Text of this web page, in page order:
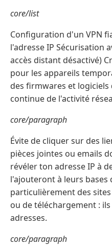
core/list
Configuration d'un VPN
l'adresse IP Sécurisation
accès distant désactivé)
pour les appareils
des firmwares et logiciels
continue de l'activité
core/paragraph
Évite de cliquer sur des
pièces jointes ou emails
révéler ton adresse IP à
l'ajouteront à leurs bases
particulièrement des
ou de téléchargement :
adresses.
core/paragraph